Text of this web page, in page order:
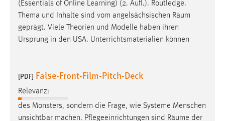
(Essentials of Online Learning) (2. Aufl.). Routledge.
Thema und Inhalte sind vom angelsächsischen Raum
geprägt. Viele Theorien und Modelle haben ihren
Ursprung in den USA. Unterrichtsmaterialien können
[PDF] False-Front-Film-Pitch-Deck
Relevanz:
des Monsters, sondern die Frage, wie Systeme Menschen
unsichtbar machen. Pflegeeinrichtungen sind Räume der